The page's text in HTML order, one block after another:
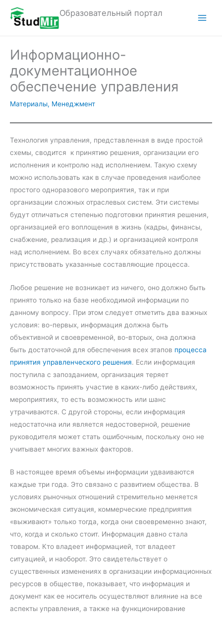
Перейти
содержимому
Образовательный портал
e
n
u
Информационно-
документационное
обеспечение управления
Материалы, Менеджмент
Технология управления, представленная в виде простой
схемы, сводится к принятию решения, организации его
исполнения и контролю над исполнением. Такую схему
можно использовать как в случае проведения наиболее
простого одноразового мероприятия, так и при
организации сложных отраслевых систем. Эти системы
будут отличаться степенью подготовки принятия решения,
организацией его воплощения в жизнь (кадры, финансы,
снабжение, реализация и др.) и организацией контроля
над исполнением. Во всех случаях обязательно должны
присутствовать указанные составляющие процесса.
Любое решение не возникает из ничего, оно должно быть
принято только на базе необходимой информации по
данному вопросу. При этом следует отметить два важных
условия: во-первых, информация должна быть
объективной и своевременной, во-вторых, она должна
быть достаточной для обеспечения всех этапов процесса
принятия управленческого решения. Если информация
поступила с запозданием, организация теряет
возможность принять участие в каких-либо действиях,
мероприятиях, то есть возможность или шанс
утрачиваются. С другой стороны, если информация
недостаточна или является недостоверной, решение
руководителя может стать ошибочным, поскольку оно не
учитывает многих важных факторов.
В настоящее время объемы информации удваиваются
каждые три года. Это связано с развитием общества. В
условиях рыночных отношений стремительно меняется
экономическая ситуация, коммерческие предприятия
«выживают» только тогда, когда они своевременно знают,
что, когда и сколько стоит. Информация давно стала
товаром. Кто владеет информацией, тот владеет
ситуацией, и наоборот. Это свидетельствует о
существенных изменениях в организации информационных
ресурсов в обществе, показывает, что информация и
документ как ее носитель осуществляют влияние на все
аспекты управления, а также на функционирование